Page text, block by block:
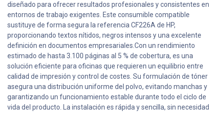
diseñado para ofrecer resultados profesionales y consistentes en
entornos de trabajo exigentes. Este consumible compatible
sustituye de forma segura la referencia CF226A de HP,
proporcionando textos nítidos, negros intensos y una excelente
definición en documentos empresariales.Con un rendimiento
estimado de hasta 3.100 páginas al 5 % de cobertura, es una
solución eficiente para oficinas que requieren un equilibrio entre
calidad de impresión y control de costes. Su formulación de tóner
asegura una distribución uniforme del polvo, evitando manchas y
garantizando un funcionamiento estable durante todo el ciclo de
vida del producto. La instalación es rápida y sencilla, sin necesidad